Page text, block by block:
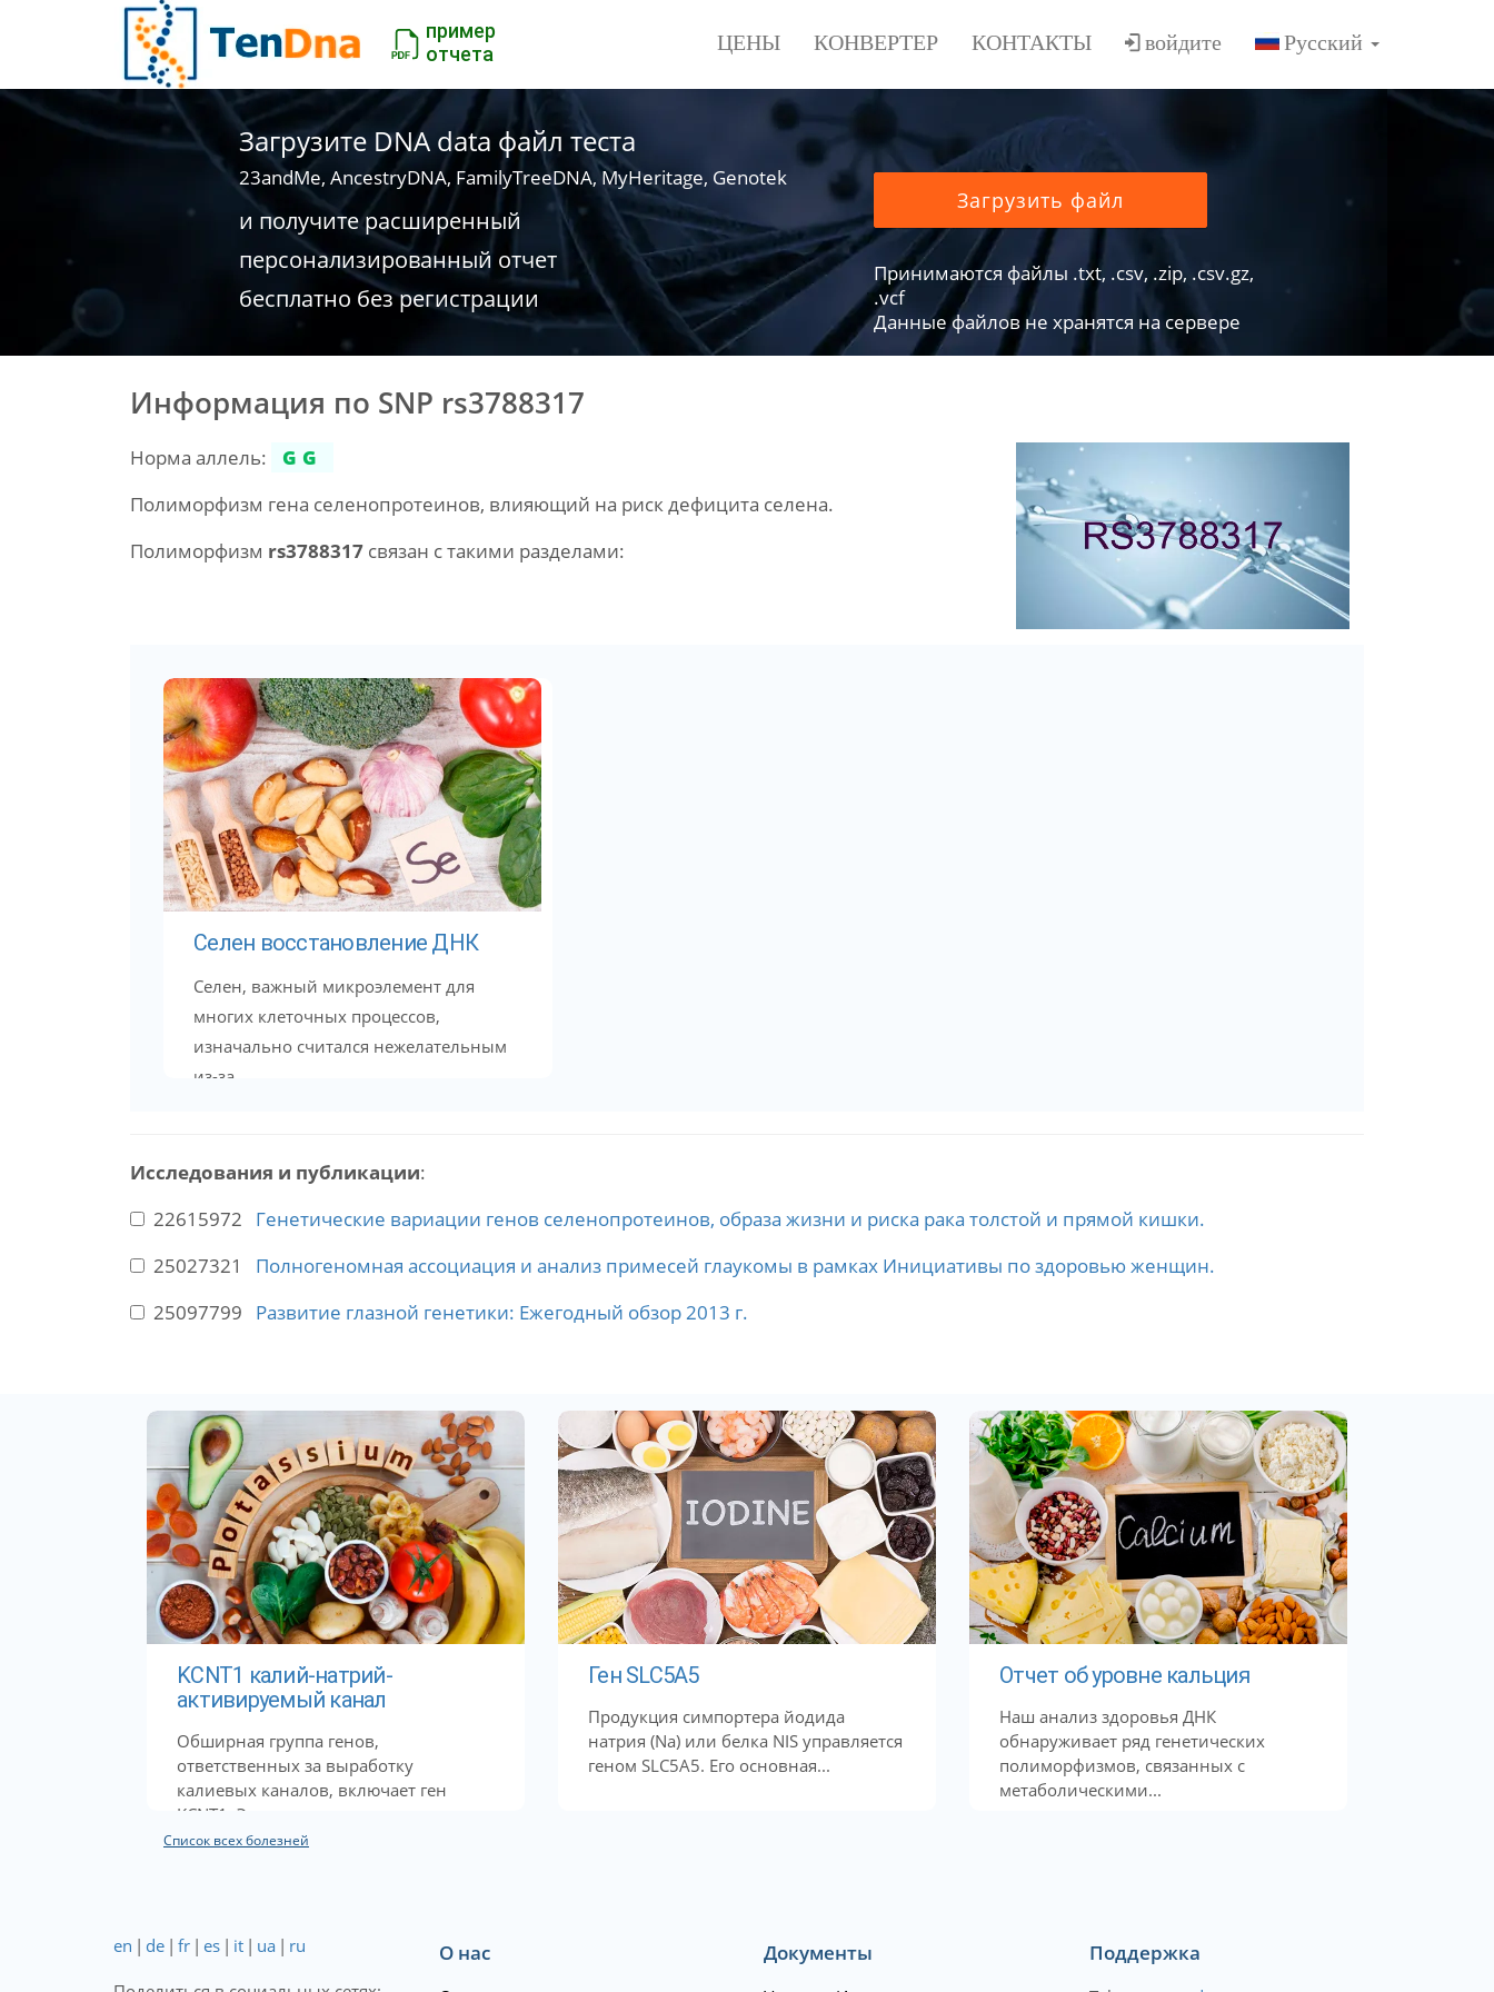
пример
отчета
ЦЕНЫ КОНВЕРТЕР КОНТАКТЫ войдите
Загрузите DNA data файл теста
23andMe, AncestryDNA, FamilyTreeDNA, MyHeritage, Genotek
и получите расширенный
персонализированный отчет
бесплатно без регистрации
Загрузить файл
Принимаются файлы .txt, .csv, .zip, .csv.gz,
.vcf
Данные файлов не хранятся на сервере
Информация по SNP rs3788317
Норма аллель:
GG
Полиморфизм гена селенопротеинов, влияющий на риск дефицита селена.
Полиморфизм rs3788317 связан с такими разделами:
Селен восстановление ДНК
Селен, важный микроэлемент для
многих клеточных процессов,
изначально считался нежелательным
из-за...
Исследования и публикации:
22615972 Генетические вариации генов селенопротеинов, образа жизни и риска рака толстой и прямой кишки.
25027321 Полногеномная ассоциация и анализ примесей глаукомы в рамках Инициативы по здоровью женщин.
25097799 Развитие глазной генетики: Ежегодный обзор 2013 г.
KCNT1 калий-натрий-
активируемый канал
Обширная группа генов,
ответственных за выработку
калиевых каналов, включает ген
KCNT1. Эти каналы...
Ген SLC5A5
Продукция симпортера йодида
натрия (Na) или белка NIS управляется
геном SLC5A5. Его основная...
Отчет об уровне кальция
Наш анализ здоровья ДНК
обнаруживает ряд генетических
полиморфизмов, связанных с
метаболическими...
Список всех болезней
en | de | fr | es | it | ua | ru О нас Документы Поддержка